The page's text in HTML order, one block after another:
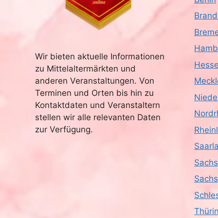
Wir bieten aktuelle Informationen
zu Mittelaltermärkten und
anderen Veranstaltungen. Von
Terminen und Orten bis hin zu
Kontaktdaten und Veranstaltern
stellen wir alle relevanten Daten
zur Verfügung.